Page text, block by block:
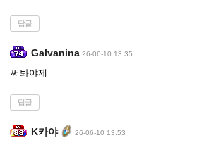
답글
Galvanina 26-06-10 13:35
써봐야제
답글
K카야 26-06-10 13:53